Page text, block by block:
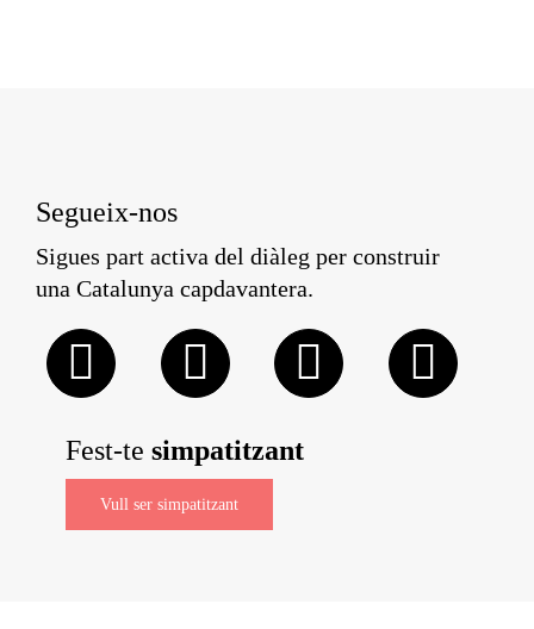
Segueix-nos
Sigues part activa del diàleg per construir
una Catalunya capdavantera.
Fest-te simpatitzant
Vull ser simpatitzant